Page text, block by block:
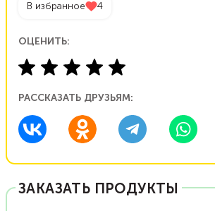
В избранное 4
ОЦЕНИТЬ:
РАССКАЗАТЬ ДРУЗЬЯМ:
ЗАКАЗАТЬ ПРОДУКТЫ